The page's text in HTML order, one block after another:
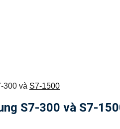
300 và S7-1500
S7-300 và S7-